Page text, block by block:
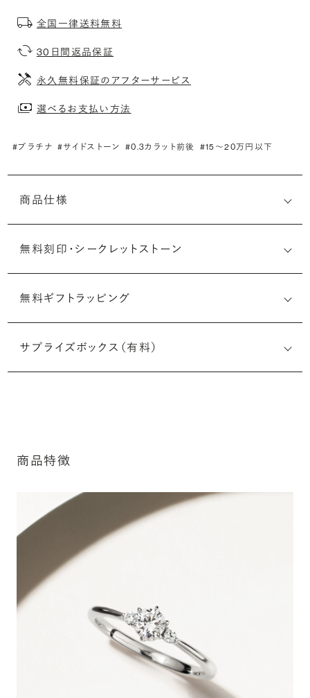
全国一律送料無料
30日間返品保証
永久無料保証のアフターサービス
選べるお支払い方法
#プラチナ #サイドストーン #0.3カラット前後 #15〜20万円以下
商品仕様
わせください
アフターサービス詳細
無料刻印・ シークレットストーン
刻印メッセージ：アルファベット6文字まで刻印可能
印することができます。注文前だけでなく購入後の刻印も、
リングに初めて施す初回の刻印は、無料にて承ります（デザ
シークレットストーン：指輪の内側に留める宝石のこ
指輪の内側に、誕生石やピンクダイヤモンドなど、お好みの
宝石を選んでセッティングすることができます。ショッピング
カート画面で、お好みの宝石をお選びください (有料)。
詳しく見る
無料ギフトラッピング
サプライズボックス（有料）
商品特徴